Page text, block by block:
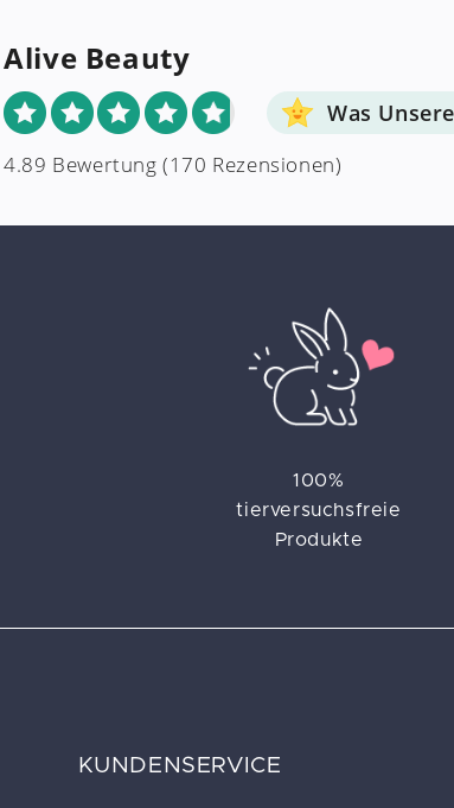
Alive Beauty
Was
4.89 Bewertung (170 Rezensionen)
100%
tierversuchsfreie
Produkte
KUNDENSERVICE